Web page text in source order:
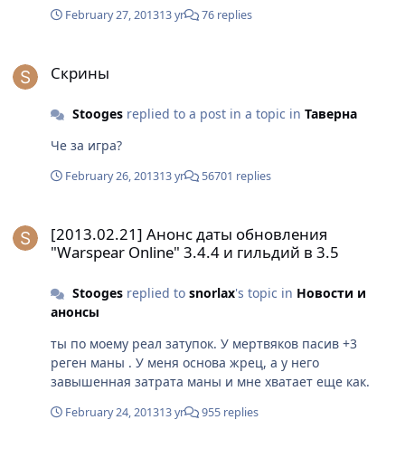
February 27, 201313 yr 76 replies
Скрины
Stoogesreplied to a post in a topic in Таверна
Че за игра?
February 26, 201313 yr 56701 replies
[2013.02.21] Анонс даты обновления
"Warspear Online" 3.4.4 и гильдий в 3.5
Stoogesreplied to snorlax's topic in Новости и
анонсы
ты по моему реал затупок. У мертвяков пасив +3
реген маны . У меня основа жрец, а у него
завышенная затрата маны и мне хватает еще как.
February 24, 201313 yr 955 replies